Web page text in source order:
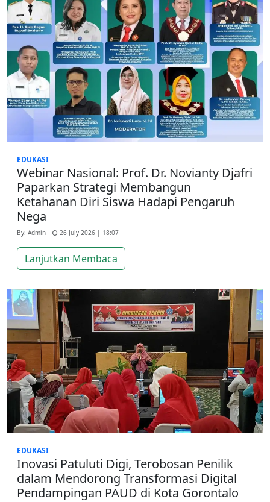
EDUKASI
Webinar Nasional: Prof. Dr. Novianty Djafri
Paparkan Strategi Membangun
Ketahanan Diri Siswa Hadapi Pengaruh
Nega
By: Admin 26 July 2026 | 18:07
Lanjutkan Membaca
EDUKASI
Inovasi Patuluti Digi, Terobosan Penilik
dalam Mendorong Transformasi Digital
Pendampingan PAUD di Kota Gorontalo